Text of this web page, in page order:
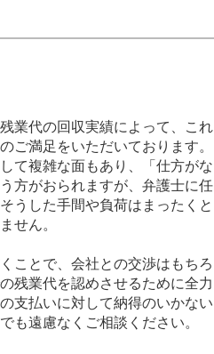
業代の回収実績によって、これ
ご満足をいただいております。
て複雑な面もあり、「仕方がな
方がおられますが、弁護士に任
うした手間や負荷はまったくと
せん。
ことで、会社との交渉はもちろ
残業代を認めさせるために全力
支払いに対して納得のいかない
も遠慮なくご相談ください。